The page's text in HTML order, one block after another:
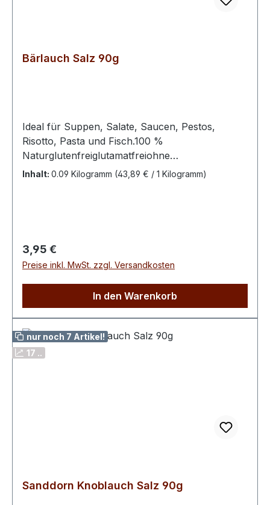
Bärlauch Salz 90g
Ideal für Suppen, Salate, Saucen, Pestos,
Risotto, Pasta und Fisch.100 %
Naturglutenfreiglutamatfreiohne
ZusatzstoffeTüte wiederverschließbarvon Hand
Inhalt: 0.09 Kilogramm (43,89 € / 1 Kilogramm)
Regulärer Preis:
3,95 €
Preise inkl. MwSt. zzgl. Versandkosten
In den Warenkorb
nur noch 7 Artikel!
17 ..
Sanddorn Knoblauch Salz 90g